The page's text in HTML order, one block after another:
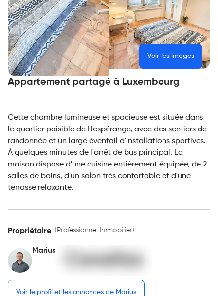
Voir les images
Appartement partagé à Luxembourg
Cette chambre lumineuse et spacieuse est située dans
le quartier paisible de Hespérange, avec des sentiers de
randonnée et un large éventail d'installations sportives.
À quelques minutes de l'arrêt de bus principal. La
maison dispose d'une cuisine entièrement équipée, de 2
salles de bains, d'un salon très confortable et d'une
terrasse relaxante.
Propriétaire (Professionnel Immobilier)
Marius
Voir le profil et les annonces de Marius